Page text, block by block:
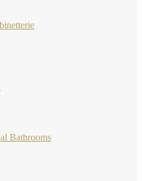
Bathrooms